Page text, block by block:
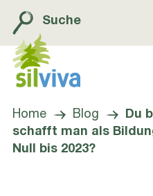
Suche
Navigation öffnen bzw.
Home Blog
Du
schafft man als
Null bis 2023?